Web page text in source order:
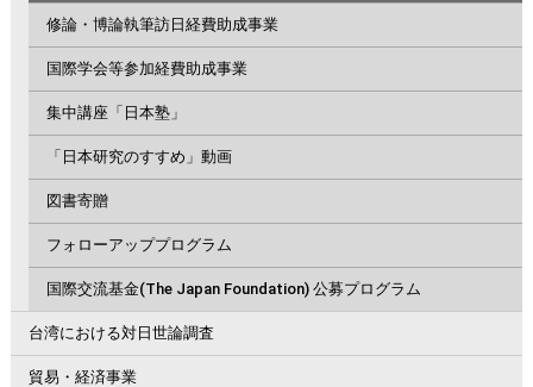
修論・博論執筆訪日経費助成事業
国際学会等参加経費助成事業
集中講座「日本塾」
「日本研究のすすめ」動画
図書寄贈
フォローアッププログラム
国際交流基金(The Japan Foundation) 公募プログラム
台湾における対日世論調査
貿易・経済事業